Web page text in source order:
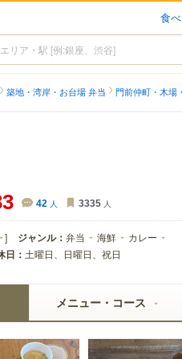
食
グ
築地・湾岸・お台場 弁当 門前仲町・木場
42 人 3335 人
] ジャンル： 弁当 海鮮 カレー
日： 土曜日、日曜日、祝日
メニュー・コース